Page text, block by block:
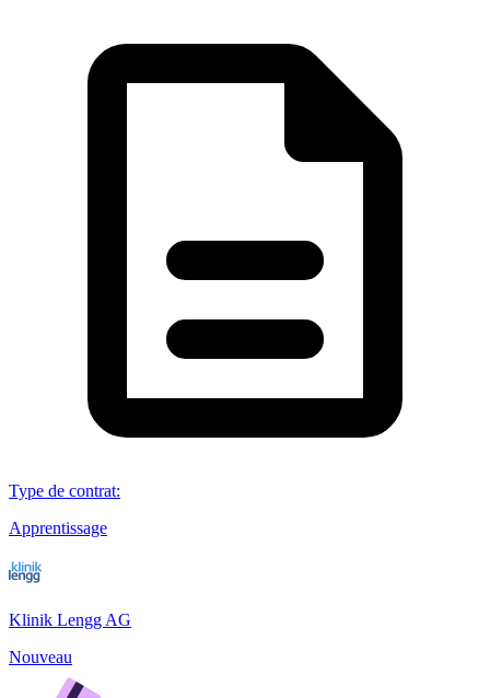
Type de contrat:
Apprentissage
Klinik Lengg AG
Nouveau